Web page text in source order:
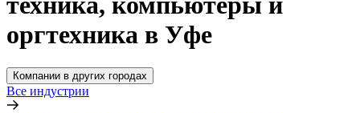
оргтехника в Уфе
Компании в других городах
Все индустрии